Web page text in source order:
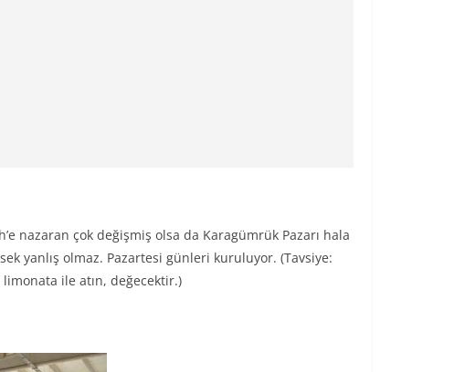
nazaran çok değişmiş olsa da Karagümrük Pazarı hala
yanlış olmaz. Pazartesi günleri kuruluyor. (Tavsiye:
ile atın, değecektir.)